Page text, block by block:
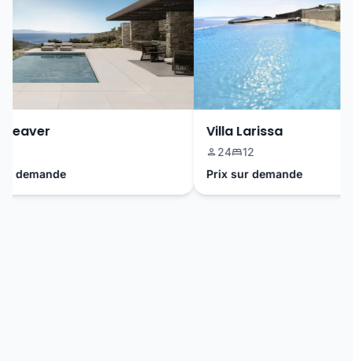
demande
Villa Larissa
24
12
Prix sur demande